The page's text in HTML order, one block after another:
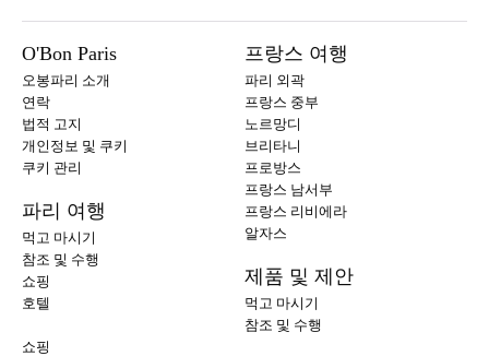
O'Bon Paris
오봉파리 소개
연락
법적 고지
개인정보 및 쿠키
쿠키 관리
파리 여행
먹고 마시기
참조 및 수행
쇼핑
호텔
프랑스 여행
파리 외곽
프랑스 중부
노르망디
브리타니
프로방스
프랑스 남서부
프랑스 리비에라
알자스
제품 및 제안
먹고 마시기
참조 및 수행
쇼핑